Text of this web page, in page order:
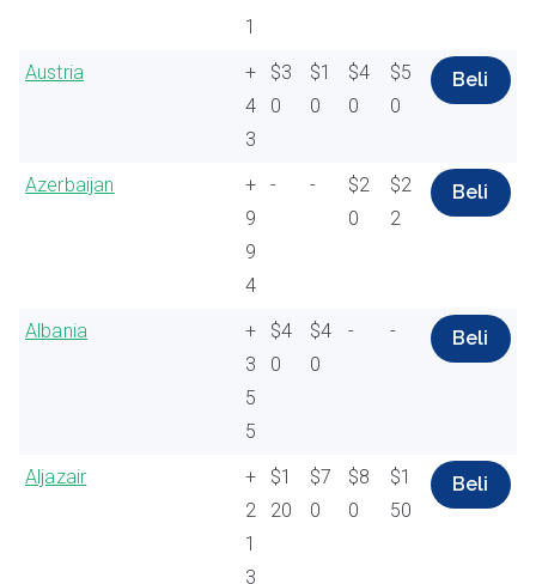
1
Austria
+
4
3
$3
0
$1
0
$4
0
$5
0
Beli
Azerbaijan
+
9
9
4
- -
$2
0
$2
2
Beli
Albania
+
3
5
5
$4
0
$4
0
- - Beli
Aljazair
+
2
1
3
$1
20
$7
0
$8
0
$1
50
Beli